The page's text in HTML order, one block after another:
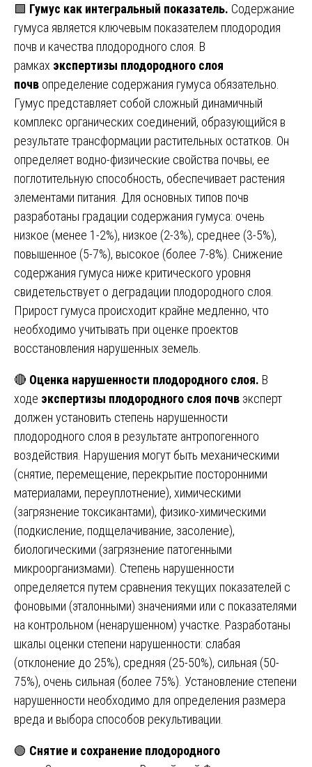
🟩 Гумус как интегральный показатель. Содержание
гумуса является ключевым показателем плодородия
почв и качества плодородного слоя. В
рамках экспертизы плодородного слоя
почв определение содержания гумуса обязательно.
Гумус представляет собой сложный динамичный
комплекс органических соединений, образующийся в
результате трансформации растительных остатков. Он
определяет водно-физические свойства почвы, ее
поглотительную способность, обеспечивает растения
элементами питания. Для основных типов почв
разработаны градации содержания гумуса: очень
низкое (менее 1-2%), низкое (2-3%), среднее (3-5%),
повышенное (5-7%), высокое (более 7-8%). Снижение
содержания гумуса ниже критического уровня
свидетельствует о деградации плодородного слоя.
Прирост гумуса происходит крайне медленно, что
необходимо учитывать при оценке проектов
восстановления нарушенных земель.
🔴 Оценка нарушенности плодородного слоя. В
ходе экспертизы плодородного слоя почв эксперт
должен установить степень нарушенности
плодородного слоя в результате антропогенного
воздействия. Нарушения могут быть механическими
(снятие, перемещение, перекрытие посторонними
материалами, переуплотнение), химическими
(загрязнение токсикантами), физико-химическими
(подкисление, подщелачивание, засоление),
биологическими (загрязнение патогенными
микроорганизмами). Степень нарушенности
определяется путем сравнения текущих показателей с
фоновыми (эталонными) значениями или с показателями
на контрольном (ненарушенном) участке. Разработаны
шкалы оценки степени нарушенности: слабая
(отклонение до 25%), средняя (25-50%), сильная (50-
75%), очень сильная (более 75%). Установление степени
нарушенности необходимо для определения размера
вреда и выбора способов рекультивации.
🟢 Снятие и сохранение плодородного